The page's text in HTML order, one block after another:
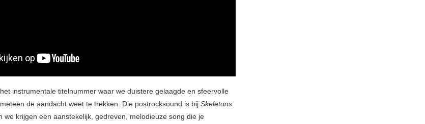
instrumentale titelnummer waar we duistere gelaagde en sfeervolle
de aandacht weet te trekken. Die postrocksound is bij Skeletons
we krijgen een aanstekelijk, gedreven, melodieuze song die je